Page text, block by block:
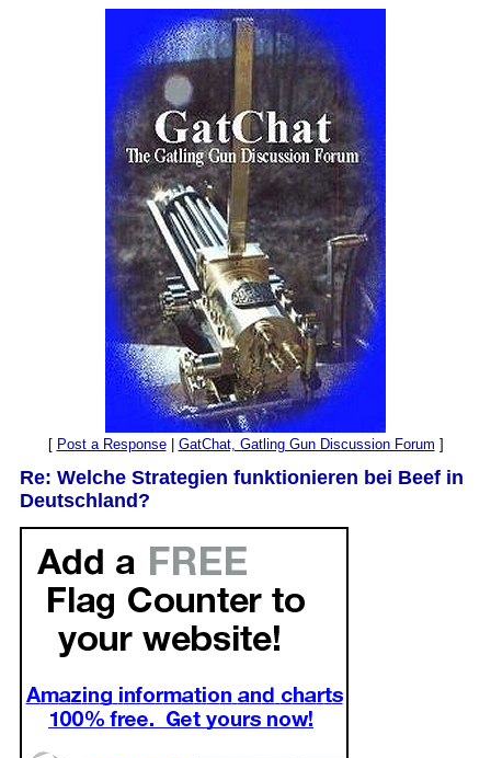
[ Post a Response| GatChat, Gatling Gun Discussion Forum ]
Re: Welche Strategien funktionieren bei Beef in
Deutschland?